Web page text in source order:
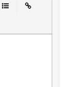
спойлера